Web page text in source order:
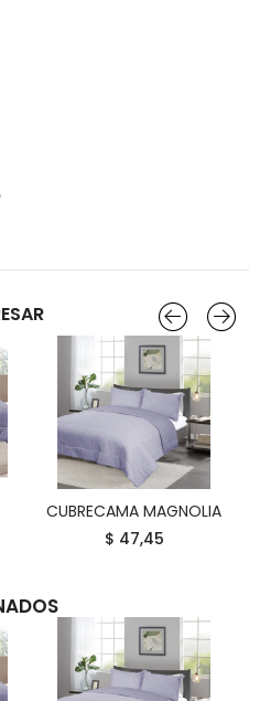
COMPRAR
CUBRECAMA MAGNOLIA
$ 47,45